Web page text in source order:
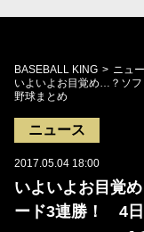
BASEBALL KING
ニュ
いよいよお目覚め…？ソ
野球まとめ
ニュース
2017.05.04 18:00
いよいよお目覚
ード3連勝！ 4